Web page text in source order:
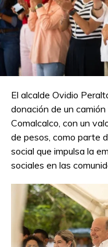
buscan un lugar
Gobierno del
NO TE PIERDAS
Servicios
limpieza en
El alcalde Ovidio
donación de un
Comalcalco, con un
de pesos, como parte
social que impulsa la
sociales en las